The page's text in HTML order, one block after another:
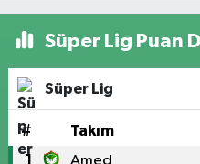
Süper Lig Puan
Süper Lig
# Takım
1 Amed